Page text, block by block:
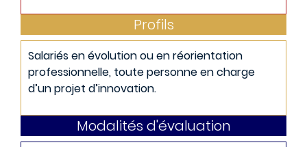
Profils
Salariés en évolution ou en réorientation
professionnelle, toute personne en charge
d’un projet d’innovation.
Modalités d'évaluation